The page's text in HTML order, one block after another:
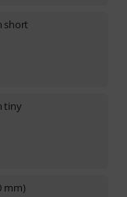
short
tiny
mm)